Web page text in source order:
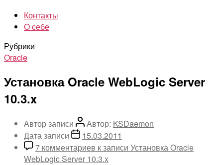
Контакты
О себе
Рубрики
Oracle
Установка Oracle WebLogic Server
10.3.x
Автор записи Автор: KSDaemon
Дата записи
15.03.2011
7 комментариев к записи Установка Oracle
WebLogic Server 10.3.x